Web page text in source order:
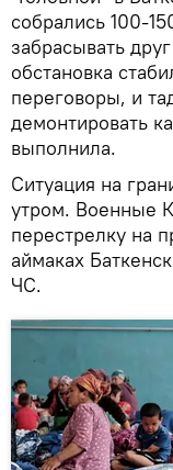
собрались 100-
забрасывать
обстановка
переговоры, и
демонтировать
выполнила.
Ситуация на
утром. Военные
перестрелку на
аймаках
ЧС.